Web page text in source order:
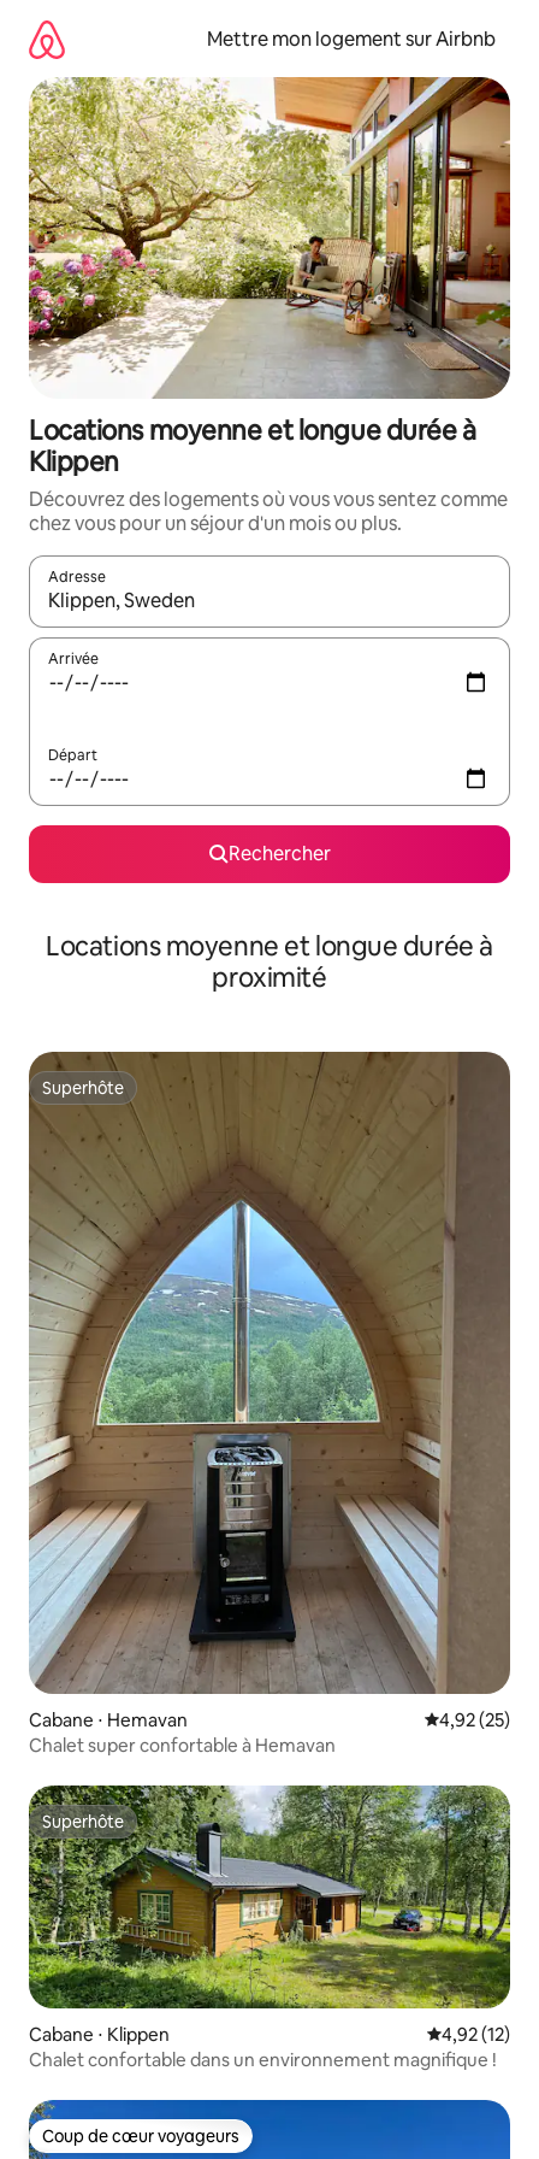
directement
contenu
Mettre mon logement sur Airbnb
Locations moyenne et longue durée à
Klippen
Découvrez des logements où vous vous sentez comme
chez vous pour un séjour d'un mois ou plus.
Adresse
Lorsque les résultats s'affichent, utilisez les flèches vers le
Arrivée
Départ
Rechercher
Locations moyenne et longue durée à
proximité
Superhôte
Superhôte
Cabane ⋅ Hemavan Évaluation
4,92 (25)
Chalet super confortable à Hemavan
Superhôte
Superhôte
Cabane ⋅ Klippen Évaluation
4,92 (12)
Chalet confortable dans un environnement magnifique !
Coup de cœur voyageurs
Coup de cœur voyageurs